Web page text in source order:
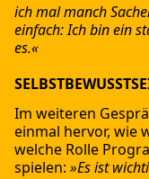
ich mal manch
einfach: Ich bin ein
es.«
Im weiteren
einmal hervor, wie
welche Rolle
spielen: »Es ist